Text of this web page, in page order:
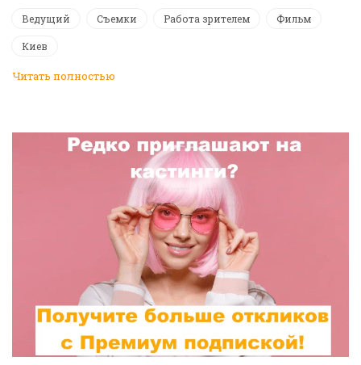
Ведущий Съемки Работа зрителем Фильм
Киев
Читать полностью